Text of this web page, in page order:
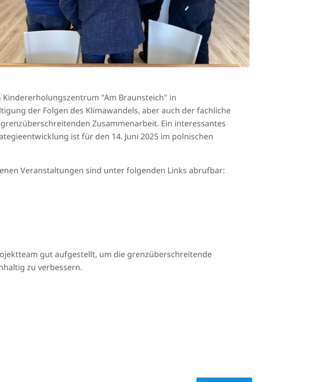
"Am Braunsteich" in
der Folgen des Klimawandels, aber auch der fachliche
Zusammenarbeit. Ein interessantes
ist für den 14. Juni 2025 im polnischen
Veranstaltungen sind unter folgenden Links abrufbar:
gut aufgestellt, um die grenzüberschreitende
zu verbessern.